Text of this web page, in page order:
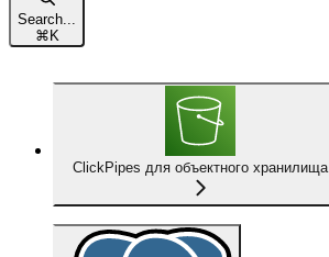
Search...
⌘ K
ClickPipes для объектного хранилища